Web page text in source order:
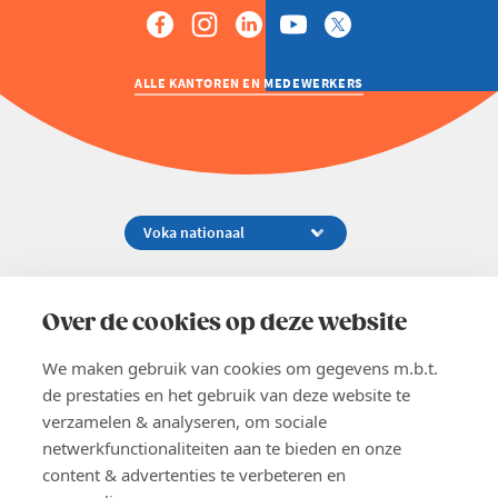
Over de cookies op deze website
We maken gebruik van cookies om gegevens m.b.t.
de prestaties en het gebruik van deze website te
verzamelen & analyseren, om sociale
netwerkfunctionaliteiten aan te bieden en onze
content & advertenties te verbeteren en
ALLE KANTOREN EN MEDEWERKERS
02 229 81 11
EN